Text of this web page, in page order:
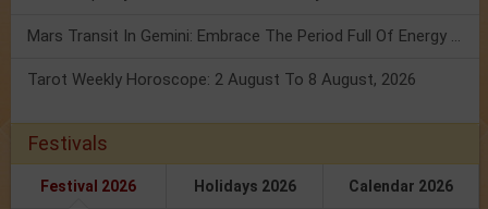
Mars Transit In Gemini: Embrace The Period Full Of Energy & Intelligence
Tarot Weekly Horoscope: 2 August To 8 August, 2026
Festivals
Festival 2026 Holidays 2026 Calendar 2026